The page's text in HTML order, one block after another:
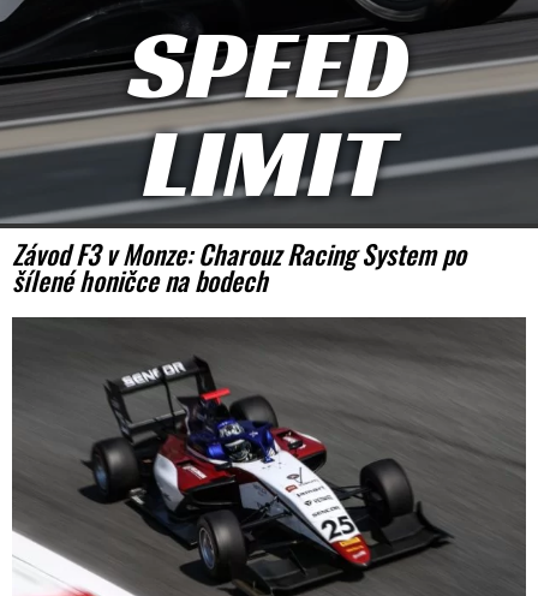
SPEED
LIMIT
Závod F3 v Monze: Charouz Racing System po
šílené honičce na bodech